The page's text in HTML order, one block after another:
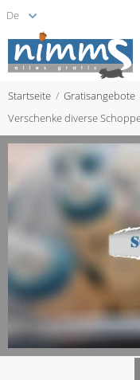
Startseite Gratisangebote
Verschenke diverse